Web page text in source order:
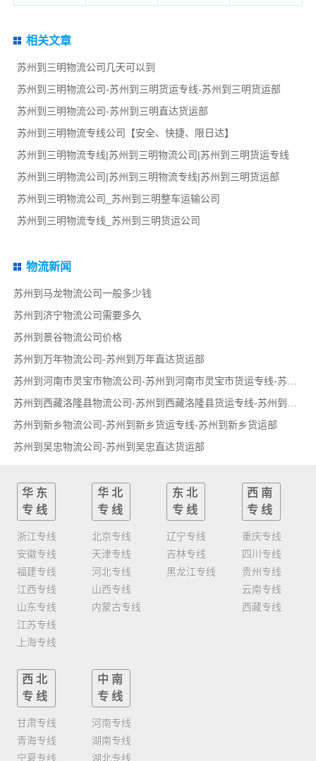
相关文章
苏州到三明物流公司几天可以到
苏州到三明物流公司-苏州到三明货运专线-苏州到三明货运部
苏州到三明物流公司-苏州到三明直达货运部
苏州到三明物流专线公司【安全、快捷、限日达】
苏州到三明物流专线|苏州到三明物流公司|苏州到三明货运专线
苏州到三明物流公司|苏州到三明物流专线|苏州到三明货运部
苏州到三明物流公司_苏州到三明整车运输公司
苏州到三明物流专线_苏州到三明货运公司
物流新闻
苏州到马龙物流公司一般多少钱
苏州到济宁物流公司需要多久
苏州到景谷物流公司价格
苏州到万年物流公司-苏州到万年直达货运部
苏州到河南市灵宝市物流公司-苏州到河南市灵宝市货运专线-苏州到河南市灵宝市货运部
苏州到新乡物流公司-苏州到新乡货运专线-苏州到新乡货运部
苏州到吴忠物流公司-苏州到吴忠直达货运部
华东
专线
浙江专线
安徽专线
福建专线
江西专线
山东专线
江苏专线
上海专线
华北
专线
北京专线
天津专线
河北专线
山西专线
内蒙古专线
东北
专线
辽宁专线
吉林专线
黑龙江专线
西南
专线
重庆专线
四川专线
贵州专线
云南专线
西藏专线
西北
专线
甘肃专线
青海专线
宁夏专线
中南
专线
河南专线
湖南专线
湖北专线